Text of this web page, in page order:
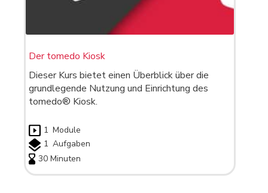
Der tomedo Kiosk
Dieser Kurs bietet einen Überblick über die
grundlegende Nutzung und Einrichtung des
tomedo® Kiosk.
1 Module
1 Aufgaben
30 Minuten